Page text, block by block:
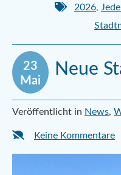
2026,
23
Mai
Neue
Veröffentlicht in News,
Keine Kommentare